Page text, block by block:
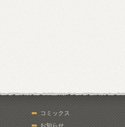
コミックス
お知らせ